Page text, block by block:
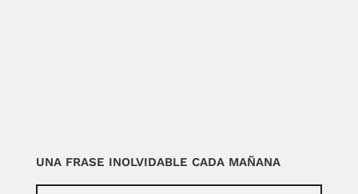
UNA FRASE INOLVIDABLE CADA MAÑANA